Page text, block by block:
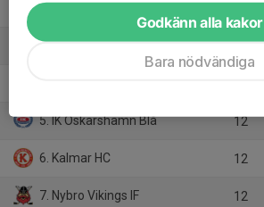
2. Växjö Lakers HC Blå
3. Diö GoIF HK 12
5. IK Oskarshamn Blå 12
6. Kalmar HC 12
7. Nybro Vikings IF 12
Godkänn alla kakor
Bara nödvändiga